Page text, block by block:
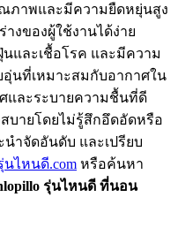
ณภาพและมีความยืดหยุ่นสูง
งของผู้ใช้งานได้ง่าย
และเชื้อโรค และมีความ
นที่เหมาะสมกับอากาศใน
และระบายความชื้นที่ดี
บายโดยไม่รู้สึกอึดอัดหรือ
ำจัดอันดับ และเปรียบ
นไหนดี.com หรือค้นหา
รุ่นไหนดี ที่นอน